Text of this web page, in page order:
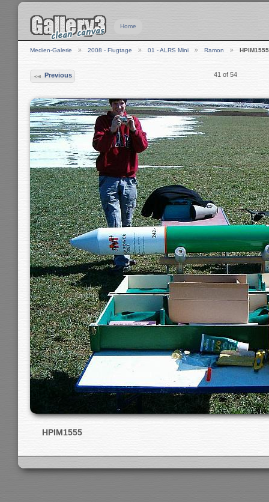
Home
Medien-Galerie 2008 - Flugtage 01 - ALRS Mini Ramon HPIM1555
Previous 41 of 54
HPIM1555